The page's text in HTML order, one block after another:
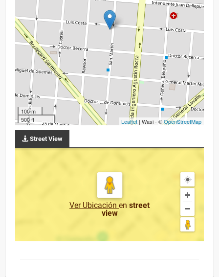
100 m
500 ft
Leaflet | Wasi - ©OpenStreetMap
Street View
Ver Ubicación en street
view